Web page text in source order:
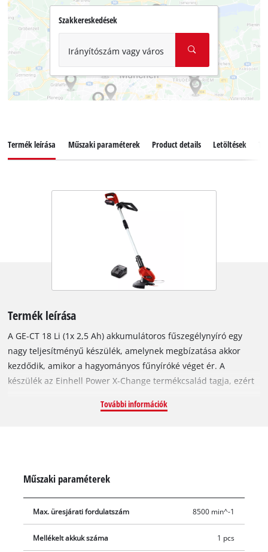
Szakkereskedések
Irányítószám vagy város
Termék leírása Műszaki paraméterek Product details Letöltések
Termék leírása
A GE-CT 18 Li (1x 2,5 Ah) akkumulátoros fűszegélynyíró egy
nagy teljesítményű készülék, amelynek megbízatása akkor
kezdődik, amikor a hagyományos fűnyíróké véget ér. A
készülék az Einhell Power X-Change termékcsalád tagja, ezért
így megtapasztalhatja a vezeték nélküli, határtalan szabadság
töltöttségi szintjét. A fűszegélynyíró fokozatmentesen
kihúzható nyele lehetővé teszi, hogy a testmagasságához
leginkább megfelelő beállítást válassza; így még akkor sem
További információk
Műszaki paraméterek
Max. üresjárati fordulatszám 8500 min^-1
Mellékelt akkuk száma 1 pcs